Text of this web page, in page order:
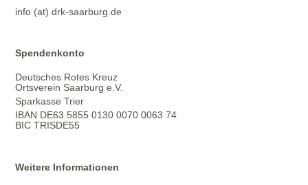
info (at) drk-saarburg.de
Spendenkonto
Deutsches Rotes Kreuz
Ortsverein Saarburg e.V.
Sparkasse Trier
IBAN DE63 5855 0130 0070 0063 74
BIC TRISDE55
Weitere Informationen